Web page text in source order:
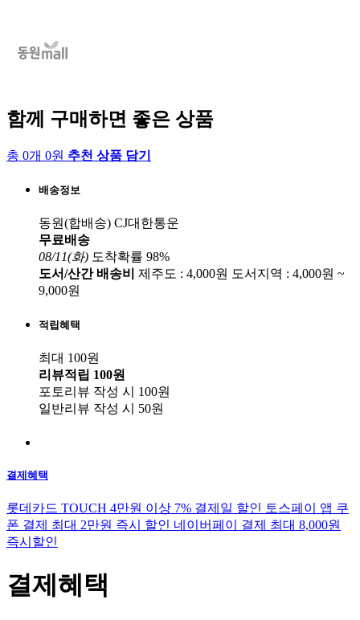
함께 구매하면 좋은 상품
총 0개 0원 추천 상품 담기
배송정보
동원(합배송) CJ대한통운
무료배송
08/11(화) 도착확률 98%
도서/산간 배송비 제주도 : 4,000원 도서지역 : 4,000원 ~
9,000원
적립혜택
최대 100원
리뷰적립 100원
포토리뷰 작성 시
100원
일반리뷰 작성 시
50원
결제혜택
롯데카드 TOUCH 4만원 이상 7% 결제일 할인 토스페이 앱 쿠
폰 결제 최대 2만원 즉시 할인 네이버페이 결제 최대 8,000원
즉시할인
결제혜택